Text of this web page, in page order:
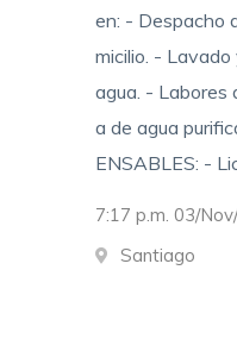
en: - Despacho
micilio. -
agua. - Labores
a de agua
ENSABLES: -
7:17 p.m. 03/
Santiago